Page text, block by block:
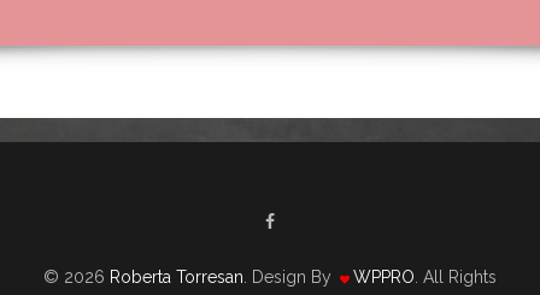
© 2026 Roberta Torresan . Design By WPPRO . All Rights